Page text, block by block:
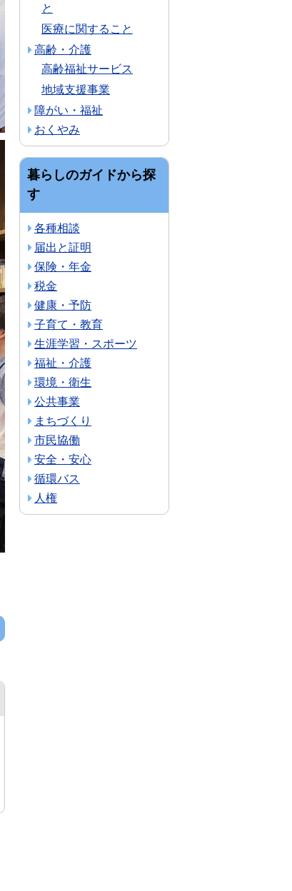
と
医療に関すること
高齢・介護
高齢福祉サービス
地域支援事業
障がい・福祉
おくやみ
暮らしのガイドから探
す
各種相談
届出と証明
保険・年金
税金
健康・予防
子育て・教育
生涯学習・スポーツ
福祉・介護
環境・衛生
公共事業
まちづくり
市民協働
安全・安心
循環バス
人権